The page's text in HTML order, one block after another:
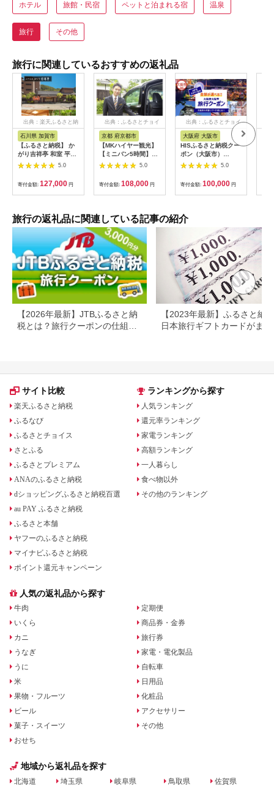
ホテル 旅館・民宿 ペットと泊まれる宿 温泉
旅行 その他
旅行に関連しているおすすめの返礼品
出典：楽天ふるさと納
石川県 加賀市
【ふるさと納税】 か
がり吉祥亭 和室 平日
限定 ペア宿泊券 1泊2
食付 2名 ペア 食事付
温泉 宿泊券 旅行 トラ
ベル 宿泊 宿泊施設 宿
レジャー F6P-0991
5.0
寄付金額: 127,000 円
出典：ふるさとチョイ
京都 府京都市
【MKハイヤー観光】
【ミニバン5時間】ド
ライバーとめぐるとっ
ておきの京都観光（3
／21-6／20・10／1-
11／30）
5.0
寄付金額: 108,000 円
出典：ふるさとチョイ
大阪府 大阪市
HISふるさと納税クー
ポン（大阪市）
30,000円分_OS039-
5.0
寄付金額: 100,000 円
旅行の返礼品に関連している記事の紹介
【2026年最新】JTBふるさと納
税とは？旅行クーポンの仕組
【2023年最新】ふるさと納
日本旅行ギフトカードがまだ
サイト比較
楽天ふるさと納税
ふるなび
ふるさとチョイス
さとふる
ふるさとプレミアム
ANAのふるさと納税
dショッピングふるさと納税百選
au PAY ふるさと納税
ふるさと本舗
ヤフーのふるさと納税
マイナビふるさと納税
ポイント還元キャンペーン
ランキングから探す
人気ランキング
還元率ランキング
家電ランキング
高額ランキング
一人暮らし
食べ物以外
その他のランキング
人気の返礼品から探す
牛肉
いくら
カニ
うなぎ
うに
米
果物・フルーツ
ビール
菓子・スイーツ
おせち
定期便
商品券・金券
旅行券
家電・電化製品
自転車
日用品
化粧品
アクセサリー
その他
地域から返礼品を探す
北海道 埼玉県 岐阜県 鳥取県 佐賀県